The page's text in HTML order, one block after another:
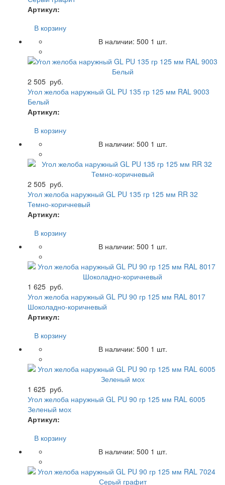
Артикул:
В корзину
В наличии: 500 1 шт.
2 505 руб.
Угол желоба наружный GL PU 135 гр 125 мм RAL 9003
Белый
Артикул:
В корзину
В наличии: 500 1 шт.
2 505 руб.
Угол желоба наружный GL PU 135 гр 125 мм RR 32
Темно-коричневый
Артикул:
В корзину
В наличии: 500 1 шт.
1 625 руб.
Угол желоба наружный GL PU 90 гр 125 мм RAL 8017
Шоколадно-коричневый
Артикул:
В корзину
В наличии: 500 1 шт.
1 625 руб.
Угол желоба наружный GL PU 90 гр 125 мм RAL 6005
Зеленый мох
Артикул:
В корзину
В наличии: 500 1 шт.